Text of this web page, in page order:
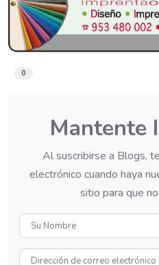
0
Mantente
Al suscribirse a Blogs,
electrónico cuando haya
sitio para que